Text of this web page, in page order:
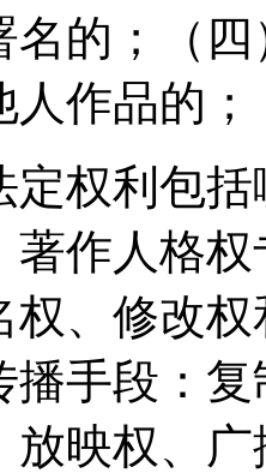
名的；（
人作品的；
定权利包
著作人格
权、修改
播手段：
放映权、